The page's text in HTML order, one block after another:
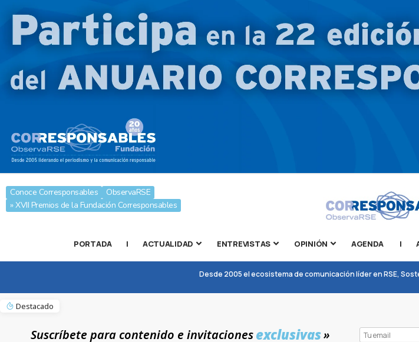
Conoce Corresponsables
ObservaRSE
» XVII Premios de la Fundación Corresponsables
PORTADA | ACTUALIDAD ENTREVISTAS OPINIÓN AGENDA |
Desde 2005 el ecosistema de comunicación líder en RSE,
Destacado
Suscríbete para contenido e invitacionesexclusivas»